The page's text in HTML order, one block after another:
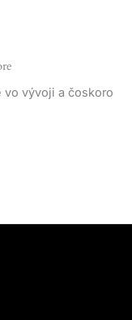
vo vývoji a čoskoro